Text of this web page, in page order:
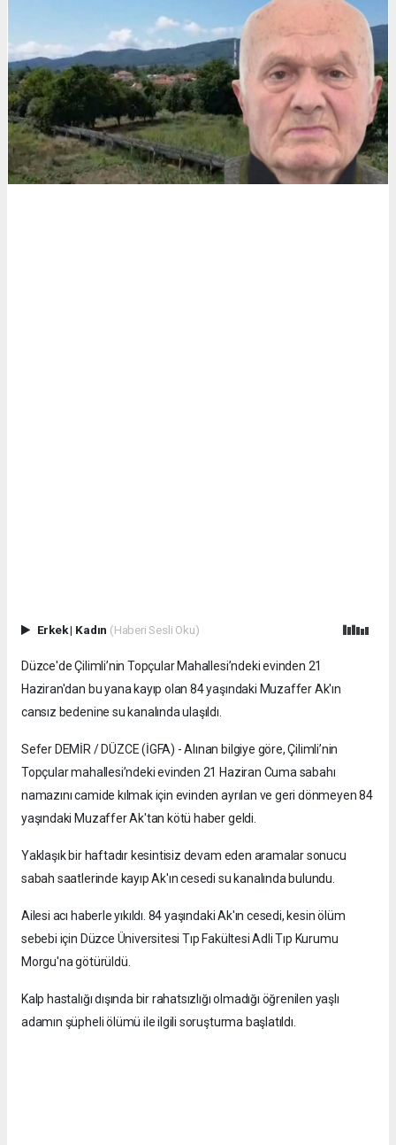
Erkek| Kadın (Haberi Sesli Oku)
Düzce'de Çilimli’nin Topçular Mahallesi’ndeki evinden 21
Haziran'dan bu yana kayıp olan 84 yaşındaki Muzaffer Ak'ın
cansız bedenine su kanalında ulaşıldı.
Sefer DEMİR / DÜZCE (İGFA) - Alınan bilgiye göre, Çilimli’nin
Topçular mahallesi’ndeki evinden 21 Haziran Cuma sabahı
namazını camide kılmak için evinden ayrılan ve geri dönmeyen 84
yaşındaki Muzaffer Ak'tan kötü haber geldi.
Yaklaşık bir haftadır kesintisiz devam eden aramalar sonucu
sabah saatlerinde kayıp Ak'ın cesedi su kanalında bulundu.
Ailesi acı haberle yıkıldı. 84 yaşındaki Ak'ın cesedi, kesin ölüm
sebebi için Düzce Üniversitesi Tıp Fakültesi Adli Tıp Kurumu
Morgu'na götürüldü.
Kalp hastalığı dışında bir rahatsızlığı olmadığı öğrenilen yaşlı
adamın şüpheli ölümü ile ilgili soruşturma başlatıldı.